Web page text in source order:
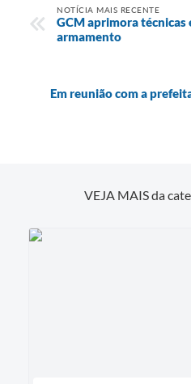
NOTÍCIA MAIS RECENTE
GCM aprimora técnicas
armamento
Em reunião com a
VEJA MAIS da